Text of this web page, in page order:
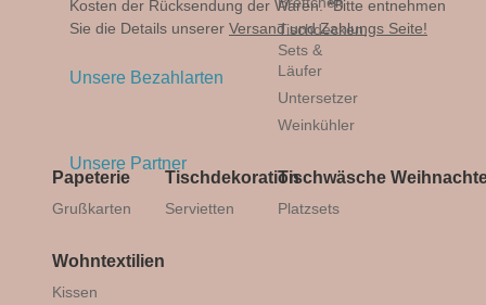
Tischdecken,
Sets &
Läufer
Untersetzer
Weinkühler
Papeterie
Grußkarten
Tischdekoration
Servietten
Tischwäsche
Platzsets
Wohntextilien
Kissen
Kosten der Rücksendung der Waren. *Bitte entnehmen
Sie die Details unserer Versand und Zahlungs Seite!
Unsere Bezahlarten
Unsere Partner